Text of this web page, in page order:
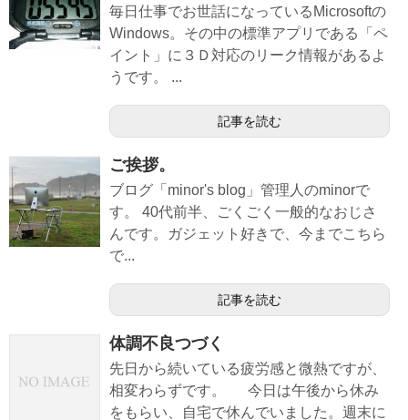
毎日仕事でお世話になっているMicrosoftの
Windows。その中の標準アプリである「ペ
イント」に３Ｄ対応のリーク情報があるよ
うです。 ...
記事を読む
ご挨拶。
ブログ「minor's blog」管理人のminorで
す。 40代前半、ごくごく一般的なおじさ
んです。ガジェット好きで、今までこちら
で...
記事を読む
体調不良つづく
先日から続いている疲労感と微熱ですが、
相変わらずです。 今日は午後から休み
をもらい、自宅で休んでいました。週末に